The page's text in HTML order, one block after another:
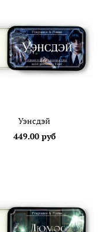
Уэнсдэй
449.00 руб